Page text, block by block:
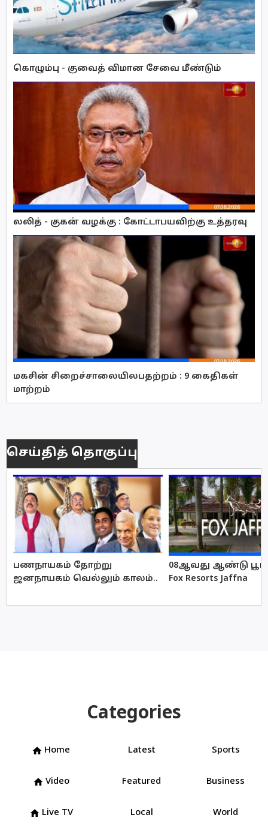
கொழும்பு - குவைத் விமான சேவை மீண்டும்
லலித் - குகன் வழக்கு : கோட்டாபயவிற்கு உத்தரவு
மகசின் சிறைச்சாலையிலபதற்றம் : 9 கைதிகள்
மாற்றம்
செய்தித் தொகுப்பு
பணநாயகம் தோற்று
ஜனநாயகம் வெல்லும் காலம்..
08ஆவது ஆண்டு
Fox Resorts Jaffna
Categories
home Home Latest Sports
home Video Featured Business
home Live TV Local World